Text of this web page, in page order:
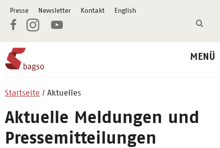
Presse Newsletter Kontakt English
MENÜ
Startseite Aktuelles
Aktuelle Meldungen und
Pressemitteilungen